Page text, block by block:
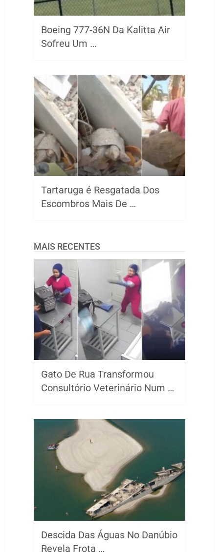
Boeing 777-36N Da Kalitta Air
Sofreu Um …
Tartaruga é Resgatada Dos
Escombros Mais De …
MAIS RECENTES
Gato De Rua Transformou
Consultório Veterinário Num …
Descida Das Águas No Danúbio
Revela Frota …